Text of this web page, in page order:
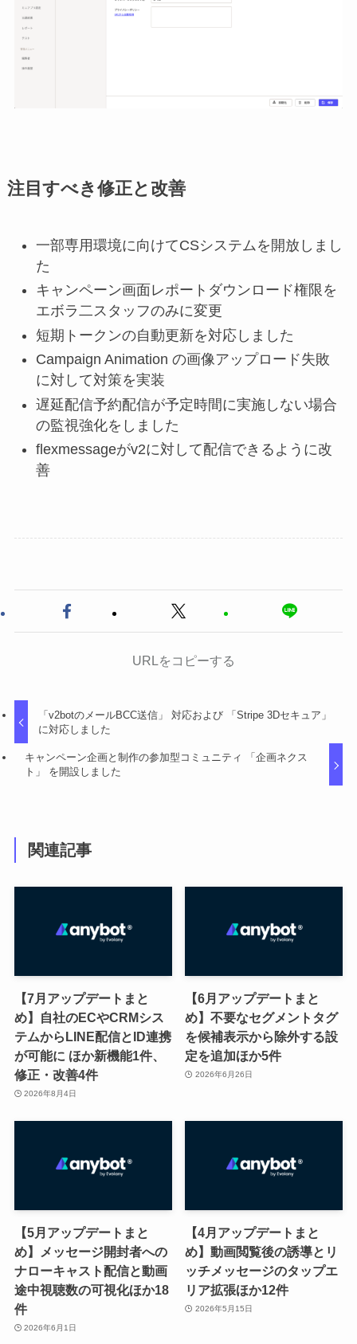
注目すべき修正と改善
一部専用環境に向けてCSシステムを開放しまし
た
キャンペーン画面レポートダウンロード権限を
エボラ二スタッフのみに変更
短期トークンの自動更新を対応しました
Campaign Animation の画像アップロード失敗
に対して対策を実装
遅延配信予約配信が予定時間に実施しない場合
の監視強化をしました
flexmessageがv2に対して配信できるように改
善
URLをコピーする
「v2botのメールBCC送信」 対応および 「Stripe 3Dセキュア」
に対応しました
キャンペーン企画と制作の参加型コミュニティ 「企画ネクス
ト」 を開設しました
関連記事
【7月アップデートまと
め】自社のECやCRMシス
テムからLINE配信とID連携
が可能に ほか新機能1件、
修正・改善4件
2026年8月4日
【6月アップデートまと
め】不要なセグメントタグ
を候補表示から除外する設
定を追加ほか5件
2026年6月26日
【5月アップデートまと
め】メッセージ開封者への
ナローキャスト配信と動画
途中視聴数の可視化ほか18
件
2026年6月1日
【4月アップデートまと
め】動画閲覧後の誘導とリ
ッチメッセージのタップエ
リア拡張ほか12件
2026年5月15日